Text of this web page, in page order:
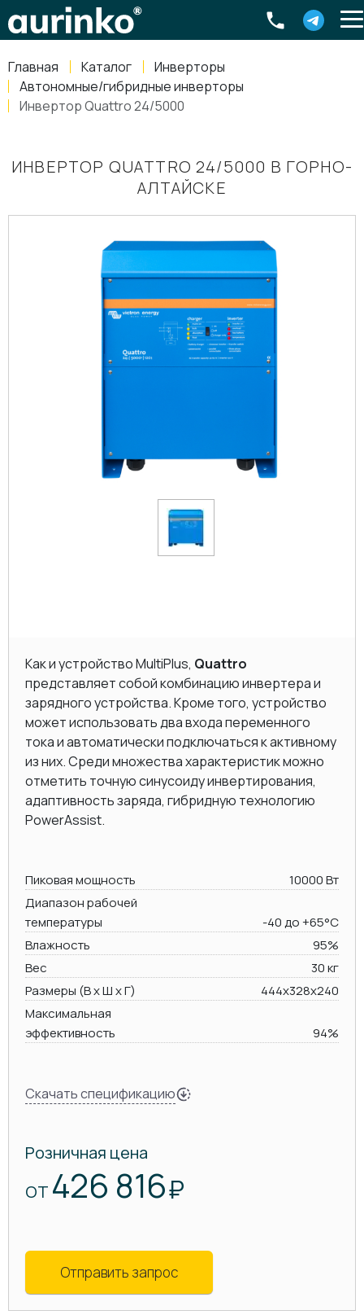
Главная Каталог
Инверторы
Автономные/гибридные инверторы
Инвертор Quattro 24/5000
ИНВЕРТОР QUATTRO 24/5000 В ГОРНО-
АЛТАЙСКЕ
Как и устройство MultiPlus, Quattro
представляет собой комбинацию инвертера и
зарядного устройства. Кроме того, устройство
может использовать два входа переменного
тока и автоматически подключаться к активному
из них. Среди множества характеристик можно
отметить точную синусоиду инвертирования,
адаптивность заряда, гибридную технологию
PowerAssist.
Пиковая мощность
10000 Вт
Диапазон рабочей
температуры
-40 до +65°C
Влажность
95%
Вес
30 кг
Размеры (В х Ш х Г)
444x328x240
Максимальная
эффективность
94%
Скачать спецификацию
Розничная цена
ОТ 426 816₽
Отправить запрос
Россия, Свердловская область Екатеринбург ,
8-800-770-79-40